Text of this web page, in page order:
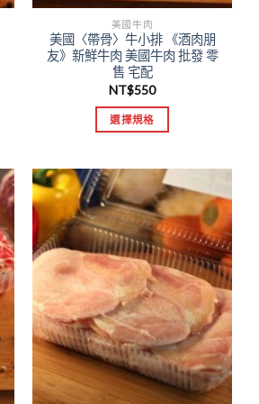
美國牛肉
美國〈帶骨〉牛小排 《酒肉朋
友》新鮮牛肉 美國牛肉 批發 零
售 宅配
NT$550
選擇規格